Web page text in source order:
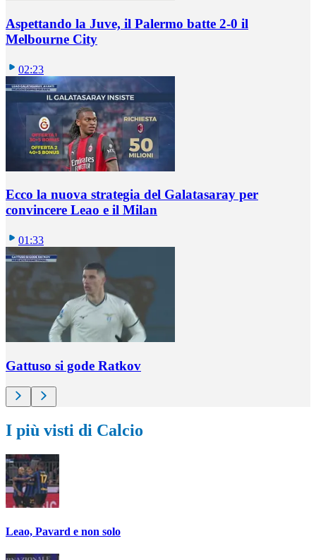
Aspettando la Juve, il Palermo batte 2-0 il
Melbourne City
02:23
Ecco la nuova strategia del Galatasaray per
convincere Leao e il Milan
01:33
Gattuso si gode Ratkov
I più visti di Calcio
Leao, Pavard e non solo